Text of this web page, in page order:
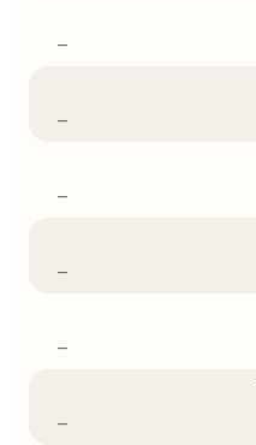
–
–
–
–
–
–